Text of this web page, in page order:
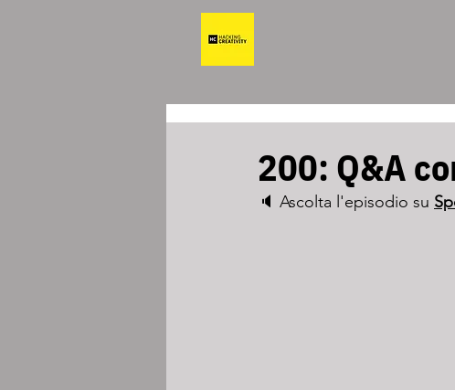
200: Q&A
🔈 Ascolta l'episodio su